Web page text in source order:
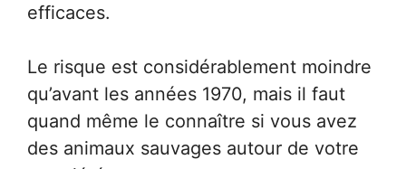
efficaces.
Le risque est considérablement moindre
qu’avant les années 1970, mais il faut
quand même le connaître si vous avez
des animaux sauvages autour de votre